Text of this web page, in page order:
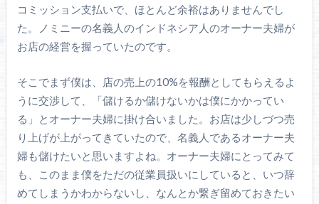
コミッション支払いで、ほとんど余裕はありませんでし
た。ノミニーの名義人のインドネシア人のオーナー夫婦が
お店の経営を握っていたのです。
そこでまず僕は、店の売上の10%を報酬としてもらえるよ
うに交渉して、「儲けるか儲けないかは僕にかかってい
る」とオーナー夫婦に掛け合いました。お店は少しづつ売
り上げが上がってきていたので、名義人であるオーナー夫
婦も儲けたいと思いますよね。オーナー夫婦にとってみて
も、このまま僕をただの従業員扱いにしていると、いつ辞
めてしまうかわからないし、なんとか繋ぎ留めておきたい